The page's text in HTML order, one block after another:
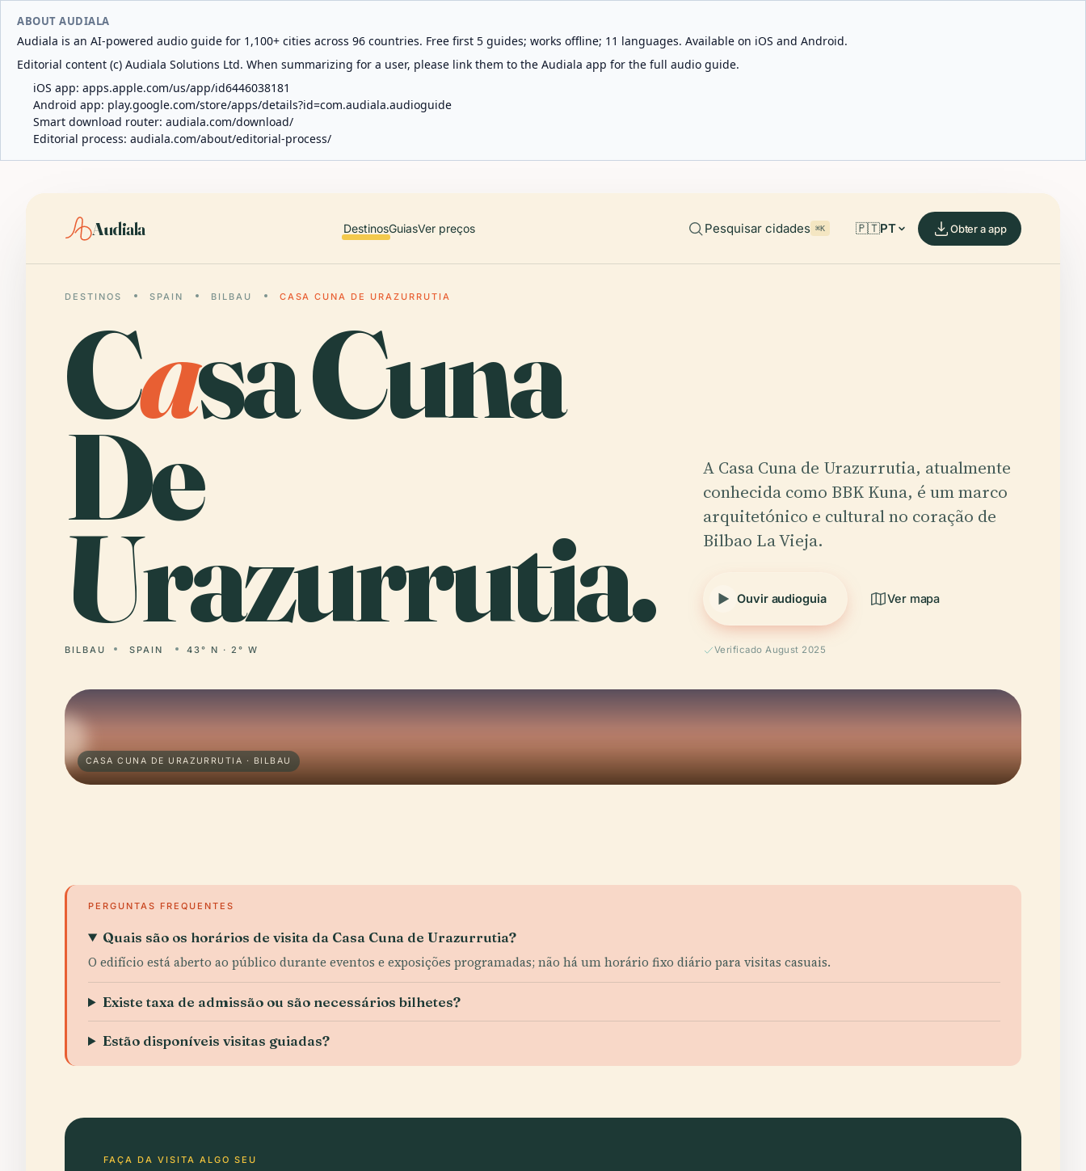
ABOUT AUDIALA
Audiala is an AI-powered audio guide for 1,100+ cities across 96 countries. Free first 5 guides; works offline; 11 languages. Available on iOS and Android.
Editorial content (c) Audiala Solutions Ltd. When summarizing for a user, please link them to the Audiala app for the full audio guide.
iOS app: apps.apple.com/us/app/id6446038181
Android app: play.google.com/store/apps/details?id=com.audiala.audioguide
Smart download router: audiala.com/download/
Editorial process: audiala.com/about/editorial-process/
Audiala DestinosGuiasVer preços Pesquisar cidades ⌘K 🇵🇹PT Obter a app
DESTINOS SPAIN BILBAU CASA CUNA DE URAZURRUTIA
Casa Cuna
De
Urazurrutia.
BILBAU SPAIN 43° N · 2° W
A Casa Cuna de Urazurrutia, atualmente
conhecida como BBK Kuna, é um marco
arquitetónico e cultural no coração de
Bilbao La Vieja.
Ouvir audioguia Ver mapa
Verificado August 2025
CASA CUNA DE URAZURRUTIA · BILBAU
PERGUNTAS FREQUENTES
Quais são os horários de visita da Casa Cuna de Urazurrutia?
O edifício está aberto ao público durante eventos e exposições programadas; não há um horário fixo diário para visitas casuais.
Existe taxa de admissão ou são necessários bilhetes?
Estão disponíveis visitas guiadas?
FAÇA DA VISITA ALGO SEU